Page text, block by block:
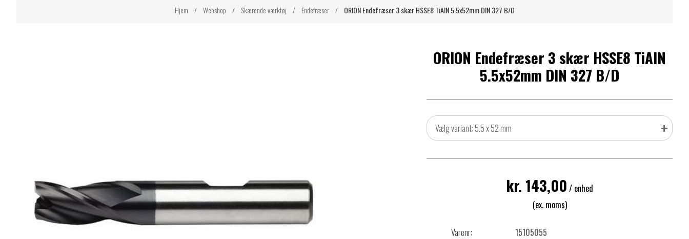
Hjem / Webshop / Skærende værktøj / Endefræser / ORION Endefræser 3 skær HSSE8 TiAlN 5.5x52mm DIN 327 B/D
ORION Endefræser 3 skær HSSE8 TiAlN
5.5x52mm DIN 327 B/D
Vælg variant: 5.5 x 52 mm +
kr. 143,00 / enhed
(ex. moms)
Varenr:
15105055